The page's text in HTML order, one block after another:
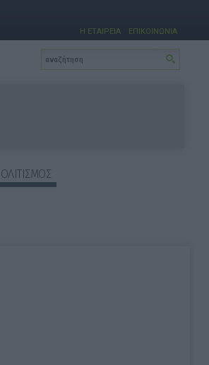
Η ΕΤΑΙΡΕΙΑ ΕΠΙΚΟΙΝΩΝΙΑ